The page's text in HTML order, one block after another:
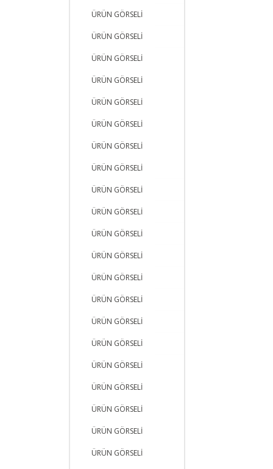
ÜRÜN GÖRSELİ
ÜRÜN GÖRSELİ
ÜRÜN GÖRSELİ
ÜRÜN GÖRSELİ
ÜRÜN GÖRSELİ
ÜRÜN GÖRSELİ
ÜRÜN GÖRSELİ
ÜRÜN GÖRSELİ
ÜRÜN GÖRSELİ
ÜRÜN GÖRSELİ
ÜRÜN GÖRSELİ
ÜRÜN GÖRSELİ
ÜRÜN GÖRSELİ
ÜRÜN GÖRSELİ
ÜRÜN GÖRSELİ
ÜRÜN GÖRSELİ
ÜRÜN GÖRSELİ
ÜRÜN GÖRSELİ
ÜRÜN GÖRSELİ
ÜRÜN GÖRSELİ
ÜRÜN GÖRSELİ